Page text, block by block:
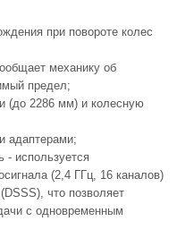
при повороте колес
механику об
предел;
(до 2286 мм) и колесную
адаптерами;
- используется
(2,4 ГГц, 16 каналов)
что позволяет
с одновременным